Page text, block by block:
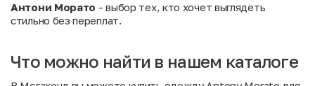
Антони Морато - выбор тех, кто хочет выглядеть
стильно без переплат.
Что можно найти в нашем каталоге